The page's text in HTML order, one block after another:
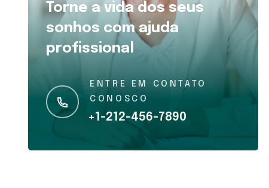
Torne a vida dos seus
sonhos com ajuda
profissional
ENTRE EM CONTATO
CONOSCO
+1-212-456-7890